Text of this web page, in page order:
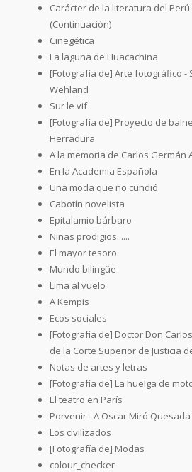
Carácter de la literatura del
(Continuación)
Cinegética
La laguna de Huacachina
[Fotografía de] Arte fotográfico -
Wehland
Sur le vif
[Fotografía de] Proyecto de
Herradura
A la memoria de Carlos Germán
En la Academia Española
Una moda que no cundió
Cabotín novelista
Epitalamio bárbaro
Niñas prodigios......
El mayor tesoro
Mundo bilingüe
Lima al vuelo
A Kempis
Ecos sociales
[Fotografía de] Doctor Don
de la Corte Superior de Justicia
Notas de artes y letras
[Fotografía de] La huelga de
El teatro en París
Porvenir - A Oscar Miró Quesada
Los civilizados
[Fotografía de] Modas
colour_checker